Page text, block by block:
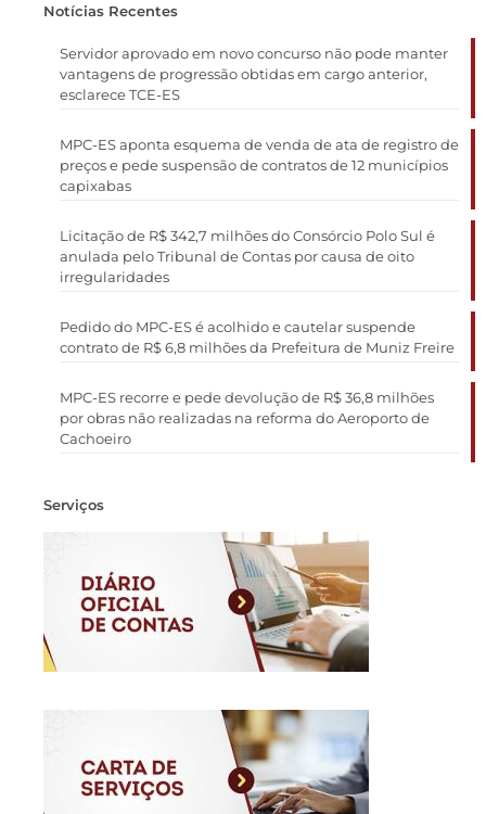
Notícias Recentes
Servidor aprovado em novo concurso não pode manter
vantagens de progressão obtidas em cargo anterior,
esclarece TCE-ES
MPC-ES aponta esquema de venda de ata de registro de
preços e pede suspensão de contratos de 12 municípios
capixabas
Licitação de R$ 342,7 milhões do Consórcio Polo Sul é
anulada pelo Tribunal de Contas por causa de oito
irregularidades
Pedido do MPC-ES é acolhido e cautelar suspende
contrato de R$ 6,8 milhões da Prefeitura de Muniz Freire
MPC-ES recorre e pede devolução de R$ 36,8 milhões
por obras não realizadas na reforma do Aeroporto de
Cachoeiro
Serviços